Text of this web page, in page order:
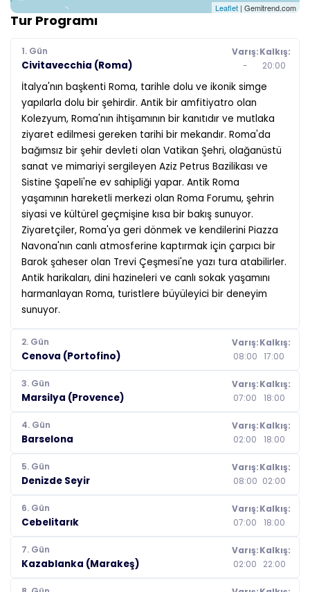
Leaflet | Gemitrend.com
Tur Programı
1. Gün
Civitavecchia (Roma)
Varış:
-
Kalkış:
20:00
İtalya'nın başkenti Roma, tarihle dolu ve ikonik simge
yapılarla dolu bir şehirdir. Antik bir amfitiyatro olan
Kolezyum, Roma'nın ihtişamının bir kanıtıdır ve mutlaka
ziyaret edilmesi gereken tarihi bir mekandır. Roma'da
bağımsız bir şehir devleti olan Vatikan Şehri, olağanüstü
sanat ve mimariyi sergileyen Aziz Petrus Bazilikası ve
Sistine Şapeli'ne ev sahipliği yapar. Antik Roma
yaşamının hareketli merkezi olan Roma Forumu, şehrin
siyasi ve kültürel geçmişine kısa bir bakış sunuyor.
Ziyaretçiler, Roma'ya geri dönmek ve kendilerini Piazza
Navona'nın canlı atmosferine kaptırmak için çarpıcı bir
Barok şaheser olan Trevi Çeşmesi'ne yazı tura atabilirler.
Antik harikaları, dini hazineleri ve canlı sokak yaşamını
harmanlayan Roma, turistlere büyüleyici bir deneyim
sunuyor.
2. Gün
Cenova (Portofino)
Varış:
08:00
Kalkış:
17:00
3. Gün
Marsilya (Provence)
Varış:
07:00
Kalkış:
18:00
4. Gün
Barselona
Varış:
02:00
Kalkış:
18:00
5. Gün
Denizde Seyir
Varış:
08:00
Kalkış:
02:00
6. Gün
Cebelitarık
Varış:
07:00
Kalkış:
18:00
7. Gün
Kazablanka (Marakeş)
Varış:
02:00
Kalkış:
22:00